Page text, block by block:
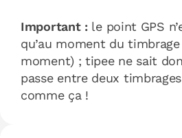
Important :le point GPS
qu’au moment du
moment) ; tipee ne sait
passe entre deux
comme ça !